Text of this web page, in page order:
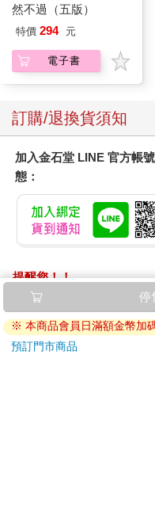
然不過（五版）
特價 294 元
電子書
訂購/退換貨須知
加入金石堂 LINE 官方帳
態：
提醒您！！
金石堂及銀行均不會請您
ATM提款機，請不要聽從
退換貨須知：
停
※ 本商品會員日滿額金幣加
預訂門市商品